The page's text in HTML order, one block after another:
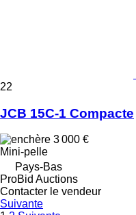
22
JCB 15C-1 Compacte
3 000 €
Mini-pelle
Pays-Bas
ProBid Auctions
Contacter le vendeur
Suivante